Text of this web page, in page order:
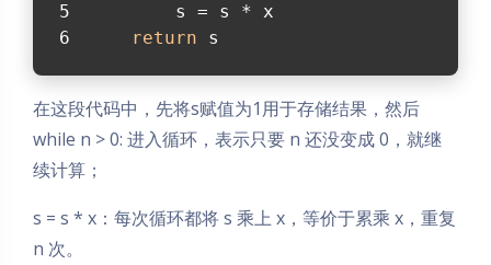
        s = s * x
return s
在这段代码中，先将s赋值为1用于存储结果，然后
while n > 0: 进入循环，表示只要 n 还没变成 0，就继
续计算；
s = s * x：每次循环都将 s 乘上 x，等价于累乘 x，重复
n 次。